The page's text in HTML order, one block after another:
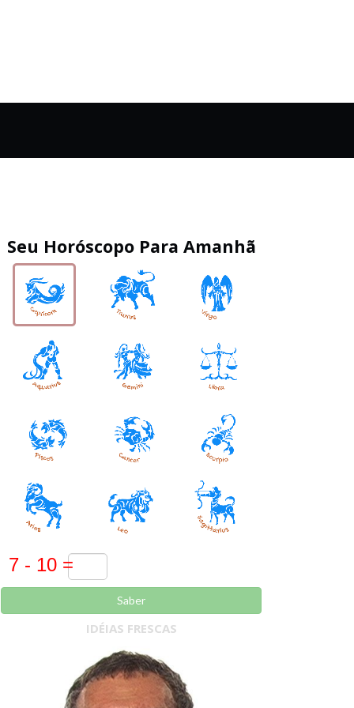
Seu Horóscopo Para Amanhã
Saber
IDÉIAS FRESCAS